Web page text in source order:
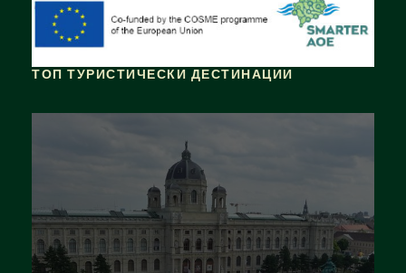
ТОП ТУРИСТИЧЕСКИ ДЕСТИНАЦИИ